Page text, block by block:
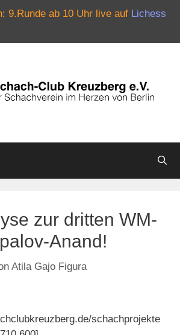
9.Runde ab 10 Uhr live auf Lichess
zur dritten WM-
Anand!
Atila Gajo Figura
schachprojekte